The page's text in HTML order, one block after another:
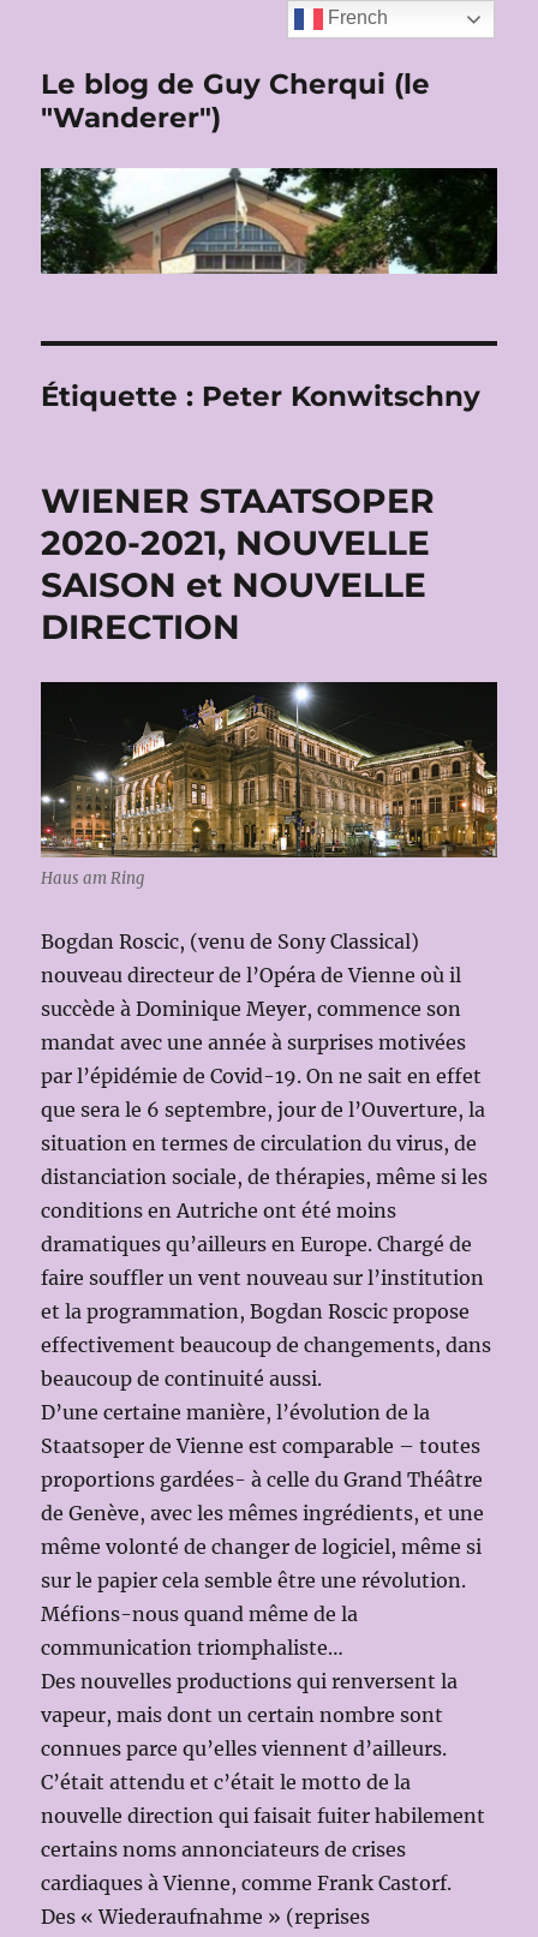
Le blog de Guy Cherqui (le
"Wanderer")
Étiquette : Peter Konwitschny
WIENER STAATSOPER
2020-2021, NOUVELLE
SAISON et NOUVELLE
DIRECTION
Haus am Ring
Bogdan Roscic, (venu de Sony Classical)
nouveau directeur de l’Opéra de Vienne où il
succède à Dominique Meyer, commence son
mandat avec une année à surprises motivées
par l’épidémie de Covid-19. On ne sait en effet
que sera le 6 septembre, jour de l’Ouverture, la
situation en termes de circulation du virus, de
distanciation sociale, de thérapies, même si les
conditions en Autriche ont été moins
dramatiques qu’ailleurs en Europe. Chargé de
faire souffler un vent nouveau sur l’institution
et la programmation, Bogdan Roscic propose
effectivement beaucoup de changements, dans
beaucoup de continuité aussi.
D’une certaine manière, l’évolution de la
Staatsoper de Vienne est comparable – toutes
proportions gardées- à celle du Grand Théâtre
de Genève, avec les mêmes ingrédients, et une
même volonté de changer de logiciel, même si
sur le papier cela semble être une révolution.
Méfions-nous quand même de la
communication triomphaliste…
Des nouvelles productions qui renversent la
vapeur, mais dont un certain nombre sont
connues parce qu’elles viennent d’ailleurs.
C’était attendu et c’était le motto de la
nouvelle direction qui faisait fuiter habilement
certains noms annonciateurs de crises
cardiaques à Vienne, comme Frank Castorf.
Des « Wiederaufnahme » (reprises
French